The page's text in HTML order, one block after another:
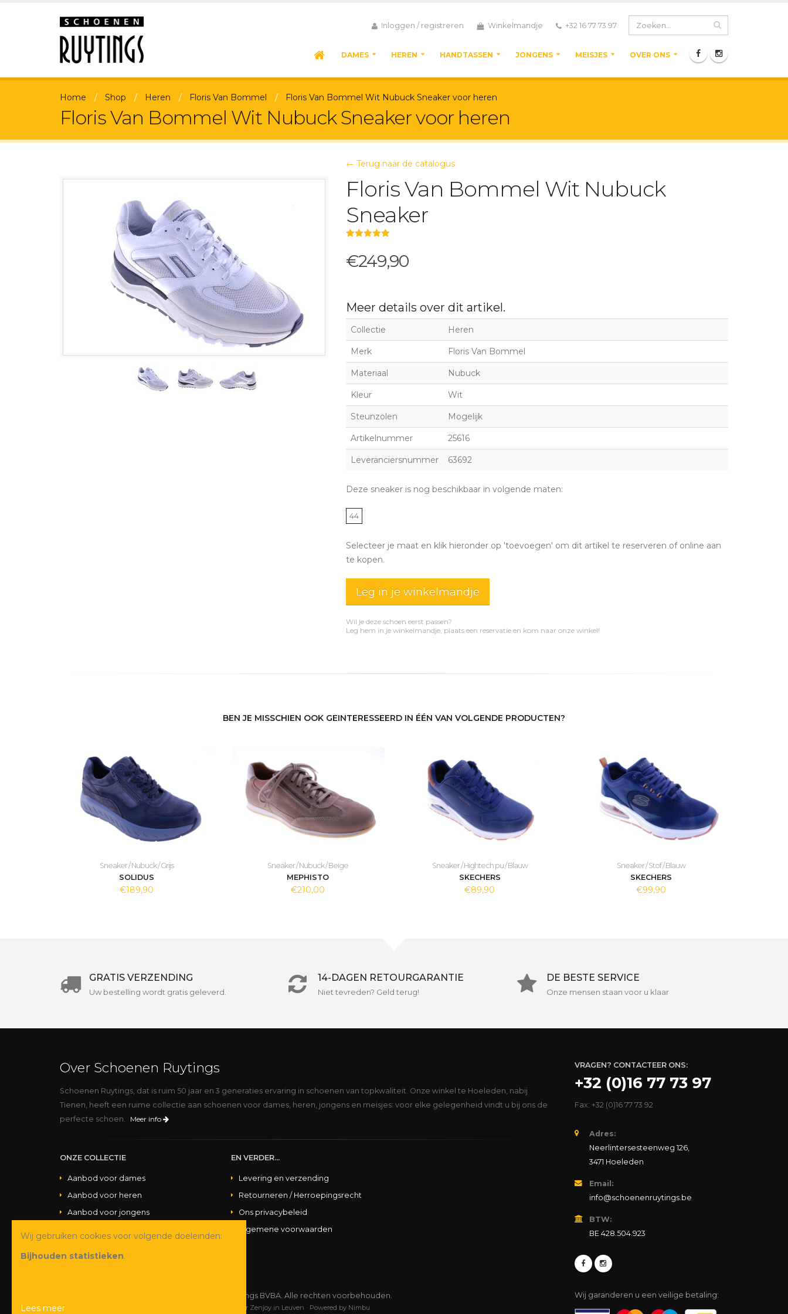
Inloggen / registreren Winkelmandje +32 16 77 73 97
DAMES HEREN HANDTASSEN JONGENS MEISJES OVER ONS
Home Shop Heren Floris Van Bommel Floris Van Bommel Wit Nubuck Sneaker voor heren
Floris Van Bommel Wit Nubuck Sneaker voor heren
← Terug naar de catalogus
Floris Van Bommel Wit Nubuck
Sneaker
€249,90
Meer details over dit artikel.
Collectie Heren
Merk Floris Van Bommel
Materiaal Nubuck
Kleur Wit
Steunzolen Mogelijk
Artikelnummer 25616
Leveranciersnummer 63692
Deze sneaker is nog beschikbaar in volgende maten:
44
Selecteer je maat en klik hieronder op 'toevoegen' om dit artikel te reserveren of online aan
te kopen.
Leg in je winkelmandje
Wil je deze schoen eerst passen?
Leg hem in je winkelmandje, plaats een reservatie en kom naar onze winkel!
BEN JE MISSCHIEN OOK GEINTERESSEERD IN ÉÉN VAN VOLGENDE PRODUCTEN?
Sneaker / Nubuck / Grijs
SOLIDUS
€189,90
Sneaker / Nubuck / Beige
MEPHISTO
€210,00
Sneaker / Hightech pu / Blauw
SKECHERS
€89,90
Sneaker / Stof / Blauw
SKECHERS
€99,90
GRATIS VERZENDING
Uw bestelling wordt gratis geleverd.
14-DAGEN RETOURGARANTIE
Niet tevreden? Geld terug!
DE BESTE SERVICE
Onze mensen staan voor u klaar
Over Schoenen Ruytings
Schoenen Ruytings, dat is ruim 50 jaar en 3 generaties ervaring in schoenen van topkwaliteit. Onze winkel te Hoeleden, nabij
Tienen, heeft een ruime collectie aan schoenen voor dames, heren, jongens en meisjes: voor elke gelegenheid vindt u bij ons de
perfecte schoen.
Meer info
ONZE COLLECTIE
Aanbod voor dames
Aanbod voor heren
Aanbod voor jongens
EN VERDER...
Levering en verzending
Retourneren / Herroepingsrecht
Ons privacybeleid
Algemene voorwaarden
VRAGEN? CONTACTEER ONS:
+32 (0)16 77 73 97
Fax: +32 (0)16 77 73 92
Adres:
Neerlintersesteenweg 126,
3471 Hoeleden
Email:
info@schoenenruytings.be
BTW:
BE 428.504.923
© Copyright 2026 Schoenen Ruytings BVBA. Alle rechten voorbehouden.
door Zenjoy in Leuven · Powered by Nimbu
Wij garanderen u een veilige betaling:
Wij gebruiken cookies voor volgende doeleinden:
Bijhouden statistieken.
Lees meer